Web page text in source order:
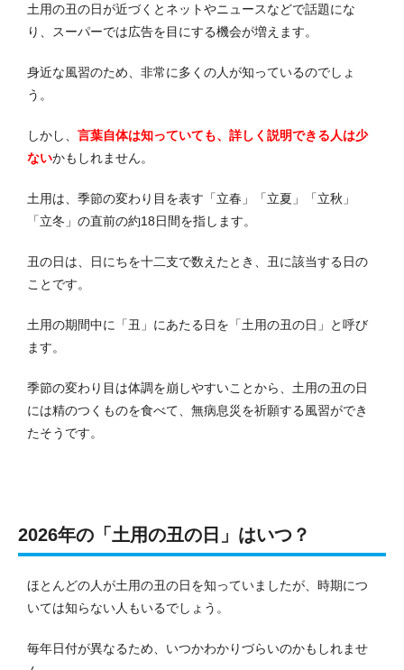
土用の丑の日が近づくとネットやニュースなどで話題にな
り、スーパーでは広告を目にする機会が増えます。
身近な風習のため、非常に多くの人が知っているのでしょ
う。
しかし、 言葉自体は知っていても、詳しく説明できる人は少
ないかもしれません。
土用は、季節の変わり目を表す「立春」「立夏」「立秋」
「立冬」の直前の約18日間を指します。
丑の日は、日にちを十二支で数えたとき、丑に該当する日の
ことです。
土用の期間中に「丑」にあたる日を「土用の丑の日」と呼び
ます。
季節の変わり目は体調を崩しやすいことから、土用の丑の日
には精のつくものを食べて、無病息災を祈願する風習ができ
たそうです。
2026年の「土用の丑の日」はいつ？
ほとんどの人が土用の丑の日を知っていましたが、時期につ
いては知らない人もいるでしょう 。
毎年日付が異なるため、いつかわかりづらいのかもしれませ